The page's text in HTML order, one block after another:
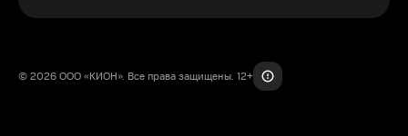
© 2026 ООО «КИОН». Все права защищены. 12+